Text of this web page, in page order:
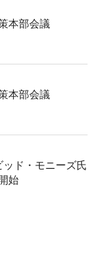
本部会議
本部会議
ッド・モニーズ氏
始